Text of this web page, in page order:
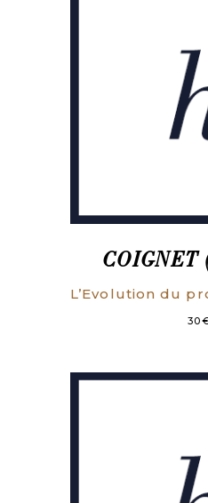
COIGNET
30